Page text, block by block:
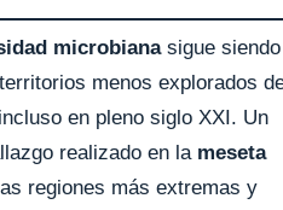
microbianasigue siendo
menos explorados
en pleno siglo XXI. Un
realizado en la meseta
regiones más extremas y